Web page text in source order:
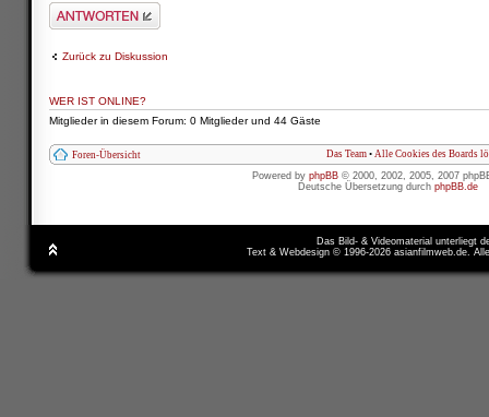
Antwort schreiben
Zurück zu Diskussion
WER IST ONLINE?
Mitglieder in diesem Forum: 0 Mitglieder und 44 Gäste
Foren-Übersicht Das Team • Alle Cookies des Boards
Powered by phpBB © 2000, 2002, 2005, 2007
Deutsche Übersetzung durch phpBB.de
Das Bild- & Videomaterial unterliegt
Text & Webdesign © 1996-2026 asianfilmweb.de.